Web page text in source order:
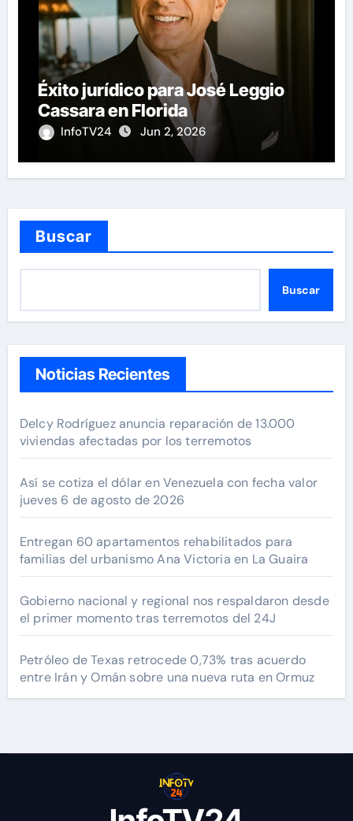
Éxito jurídico para José Leggio
Cassara en Florida
InfoTV24 Jun 2, 2026
Buscar
Buscar
Noticias Recientes
Delcy Rodríguez anuncia reparación de 13.000
viviendas afectadas por los terremotos
Así se cotiza el dólar en Venezuela con fecha valor
jueves 6 de agosto de 2026
Entregan 60 apartamentos rehabilitados para
familias del urbanismo Ana Victoria en La Guaira
Gobierno nacional y regional nos respaldaron desde
el primer momento tras terremotos del 24J
Petróleo de Texas retrocede 0,73% tras acuerdo
entre Irán y Omán sobre una nueva ruta en Ormuz